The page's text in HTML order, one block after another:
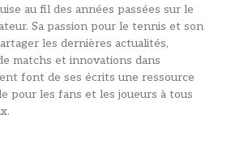
au fil des années passées sur le
Sa passion pour le tennis et son
les dernières actualités,
matchs et innovations dans
font de ses écrits une ressource
pour les fans et les joueurs à tous